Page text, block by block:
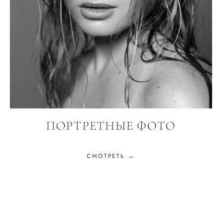
ПОРТРЕТНЫЕ ФОТО
СМОТРЕТЬ →